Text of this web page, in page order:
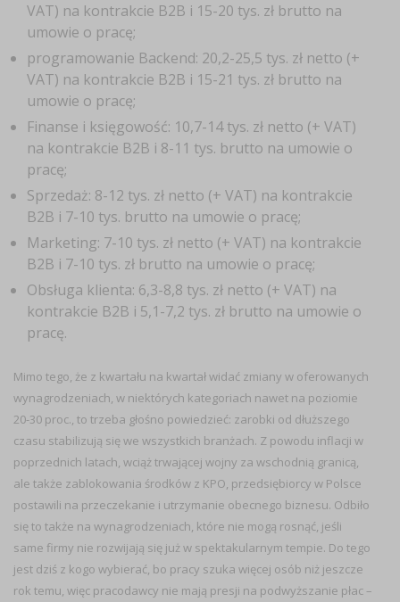
VAT) na kontrakcie B2B i 15-20 tys. zł brutto na
umowie o pracę;
programowanie Backend: 20,2-25,5 tys. zł netto (+
VAT) na kontrakcie B2B i 15-21 tys. zł brutto na
umowie o pracę;
Finanse i księgowość: 10,7-14 tys. zł netto (+ VAT)
na kontrakcie B2B i 8-11 tys. brutto na umowie o
pracę;
Sprzedaż: 8-12 tys. zł netto (+ VAT) na kontrakcie
B2B i 7-10 tys. brutto na umowie o pracę;
Marketing: 7-10 tys. zł netto (+ VAT) na kontrakcie
B2B i 7-10 tys. zł brutto na umowie o pracę;
Obsługa klienta: 6,3-8,8 tys. zł netto (+ VAT) na
kontrakcie B2B i 5,1-7,2 tys. zł brutto na umowie o
pracę.
Mimo tego, że z kwartału na kwartał widać zmiany w oferowanych
wynagrodzeniach, w niektórych kategoriach nawet na poziomie
20-30 proc., to trzeba głośno powiedzieć: zarobki od dłuższego
czasu stabilizują się we wszystkich branżach. Z powodu inflacji w
poprzednich latach, wciąż trwającej wojny za wschodnią granicą,
ale także zablokowania środków z KPO, przedsiębiorcy w Polsce
postawili na przeczekanie i utrzymanie obecnego biznesu. Odbiło
się to także na wynagrodzeniach, które nie mogą rosnąć, jeśli
same firmy nie rozwijają się już w spektakularnym tempie. Do tego
jest dziś z kogo wybierać, bo pracy szuka więcej osób niż jeszcze
rok temu, więc pracodawcy nie mają presji na podwyższanie płac –